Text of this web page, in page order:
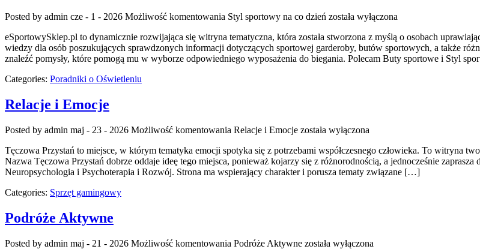
Posted by admin cze - 1 - 2026 Możliwość komentowania Styl sportowy na co dzień została wyłączona
eSportowySklep.pl to dynamicznie rozwijająca się witryna tematyczna, która została stworzona z myślą o osobach
wiedzy dla osób poszukujących sprawdzonych informacji dotyczących sportowej garderoby, butów sportowych, a także
znaleźć pomysły, które pomogą mu w wyborze odpowiedniego wyposażenia do biegania. Polecam Buty sportowe i Styl
Categories: Poradniki o Oświetleniu
Relacje i Emocje
Posted by admin maj - 23 - 2026 Możliwość komentowania Relacje i Emocje została wyłączona
Tęczowa Przystań to miejsce, w którym tematyka emocji spotyka się z potrzebami współczesnego człowieka. To witryna
Nazwa Tęczowa Przystań dobrze oddaje ideę tego miejsca, ponieważ kojarzy się z różnorodnością, a jednocześnie
Neuropsychologia i Psychoterapia i Rozwój. Strona ma wspierający charakter i porusza tematy związane […]
Categories: Sprzęt gamingowy
Podróże Aktywne
Posted by admin maj - 21 - 2026 Możliwość komentowania Podróże Aktywne została wyłączona